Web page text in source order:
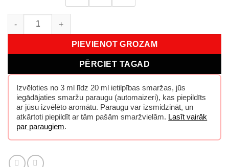
Montale Paris Oudmazing EDP daudzums
PIEVIENOT GROZAM
PĒRCIET TAGAD
Izvēloties no 3 ml līdz 20 ml ietilpības smaržas, jūs
iegādājaties smaržu paraugu (automaizeri), kas piepildīts
ar jūsu izvēlēto aromātu. Paraugu var izsmidzināt, un
atkārtoti piepildīt ar tām pašām smaržvielām. Lasīt vairāk
par paraugiem.